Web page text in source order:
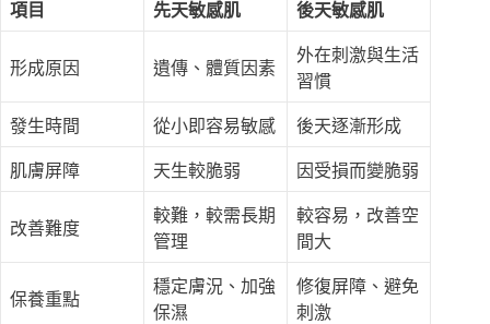
項目 先天敏感肌 後天敏感肌
形成原因 遺傳、體質因素
外在刺激與生活
習慣
發生時間 從小即容易敏感 後天逐漸形成
肌膚屏障 天生較脆弱 因受損而變脆弱
改善難度
較難，較需長期
管理
較容易，改善空
間大
保養重點
穩定膚況、加強
保濕
修復屏障、避免
刺激